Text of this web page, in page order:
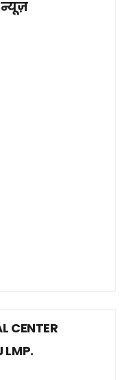
न्यूज़
CENTER
LMP.